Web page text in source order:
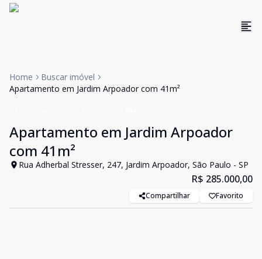
Home
Buscar imóvel
Apartamento em Jardim Arpoador com 41m²
Apartamento em Jardim Arpoador
com 41m²
Rua Adherbal Stresser, 247, Jardim Arpoador, São Paulo - SP
R$ 285.000,00
Compartilhar Favorito